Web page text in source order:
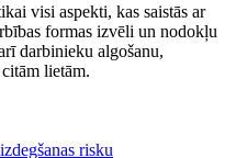
visi aspekti, kas saistās ar
formas izvēli un nodokļu
darbinieku algošanu,
lietām.